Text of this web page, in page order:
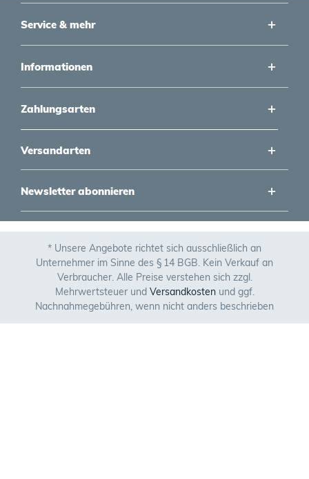
Service & mehr
Informationen
Zahlungsarten
Versandarten
Newsletter abonnieren
* Unsere Angebote richtet sich ausschließlich an
Unternehmer im Sinne des § 14 BGB. Kein Verkauf an
Verbraucher. Alle Preise verstehen sich zzgl.
Mehrwertsteuer und Versandkostenund ggf.
Nachnahmegebühren, wenn nicht anders beschrieben